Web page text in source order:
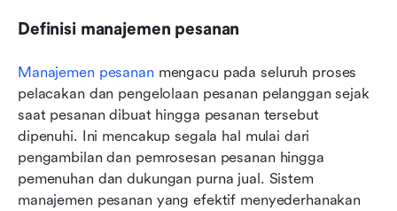
Definisi manajemen pesanan
Manajemen pesanan mengacu pada seluruh proses
pelacakan dan pengelolaan pesanan pelanggan sejak
saat pesanan dibuat hingga pesanan tersebut
dipenuhi. Ini mencakup segala hal mulai dari
pengambilan dan pemrosesan pesanan hingga
pemenuhan dan dukungan purna jual. Sistem
manajemen pesanan yang efektif menyederhanakan